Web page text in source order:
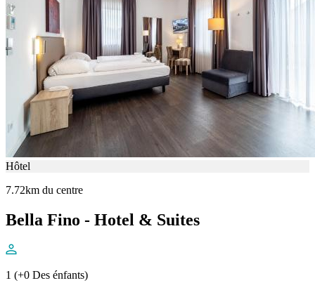
Hôtel
7.72km du centre
Bella Fino - Hotel & Suites
1 (+0 Des énfants)